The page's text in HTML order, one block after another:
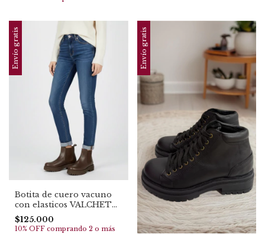
Envío gratis
Botita de cuero vacuno
con elasticos VALCHETA
(6002)
$125.000
10% OFF comprando 2 o más
Envío gratis